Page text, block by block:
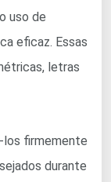
uso de
eficaz. Essas
letras
firmemente
durante